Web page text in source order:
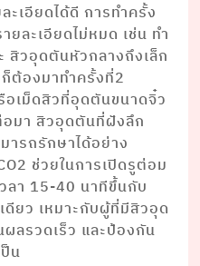
ะเอียดได้ดี การทำครั้ง
ละเอียดไม่หมด เช่น ทำ
สิวอุดตันหัวกลางถึงเล็ก
ต้องมาทำครั้งที่2
อเม็ดสิวที่อุดตันขนาดจิ๋ว
อมา สิวอุดตันที่ฝังลึก
ารถรักษาได้อย่าง
ช่วยในการเปิดรูต่อม
ลา 15-40 นาทีขึ้นกับ
ดียว เหมาะกับผู้ที่มีสิวอุด
ลรวดเร็ว และป้องกัน
น